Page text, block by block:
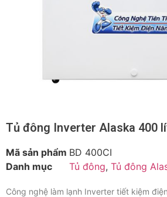
Tủ đông Inverter Alaska 400
Mã sản phẩm BD 400CI
Danh mục
Tủ đông, Tủ đông
Công nghệ làm lạnh Inverter tiết kiệm